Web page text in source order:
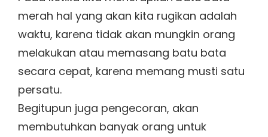
merah hal yang akan kita rugikan adalah
waktu, karena tidak akan mungkin orang
melakukan atau memasang batu bata
secara cepat, karena memang musti satu
persatu.
Begitupun juga pengecoran, akan
membutuhkan banyak orang untuk